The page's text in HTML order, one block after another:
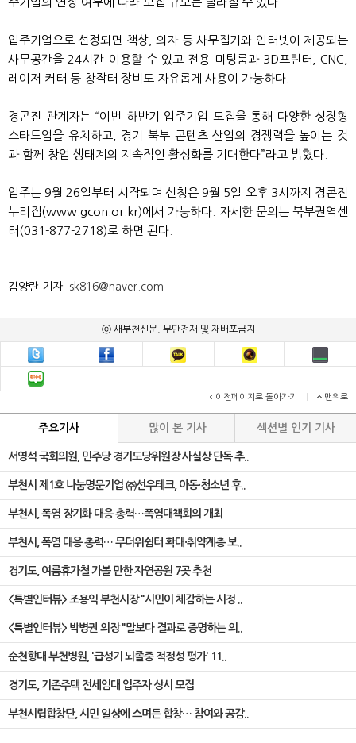
입주기업으로 선정되면 책상, 의자 등 사무집기와 인터넷이 제공되는
사무공간을 24시간 이용할 수 있고 전용 미팅룸과 3D프린터, CNC,
레이저 커터 등 창작터 장비도 자유롭게 사용이 가능하다.
경콘진 관계자는 “이번 하반기 입주기업 모집을 통해 다양한 성장형
스타트업을 유치하고, 경기 북부 콘텐츠 산업의 경쟁력을 높이는 것
과 함께 창업 생태계의 지속적인 활성화를 기대한다”라고 밝혔다.
입주는 9월 26일부터 시작되며 신청은 9월 5일 오후 3시까지 경콘진
누리집(www.gcon.or.kr)에서 가능하다. 자세한 문의는 북부권역센
터(031-877-2718)로 하면 된다.
김양란 기자 sk816@naver.com
ⓒ 새부천신문. 무단전재 및 재배포금지
이전페이지로 돌아가기 맨위로
주요기사 많이 본 기사 섹션별 인기 기사
서영석 국회의원, 민주당 경기도당위원장 사실상 단독 추..
부천시 제1호 나눔명문기업 ㈜선우테크, 아동·청소년 후..
부천시, 폭염 장기화 대응 총력…폭염대책회의 개최
부천시, 폭염 대응 총력… 무더위쉼터 확대·취약계층 보..
경기도, 여름휴가철 가볼 만한 자연공원 7곳 추천
<특별인터뷰> 조용익 부천시장 "시민이 체감하는 시정 ..
<특별인터뷰> 박병권 의장 "말보다 결과로 증명하는 의..
순천향대 부천병원, '급성기 뇌졸중 적정성 평가' 11..
경기도, 기존주택 전세임대 입주자 상시 모집
부천시립합창단, 시민 일상에 스며든 합창… 참여와 공감..